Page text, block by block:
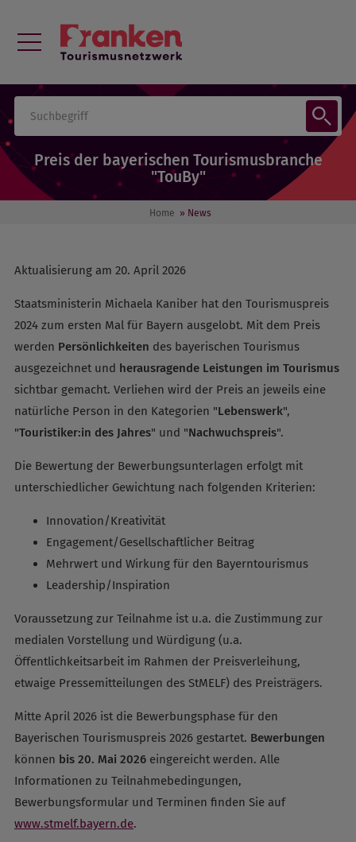
Preis der bayerischen Tourismusbranche
"TouBy"
Home » News
Aktualisierung am 20. April 2026
Staatsministerin Michaela Kaniber hat den Tourismuspreis
2024 zum ersten Mal für Bayern ausgelobt. Mit dem Preis
werden Persönlichkeiten des bayerischen Tourismus
ausgezeichnet und herausragende Leistungen im Tourismus
sichtbar gemacht. Verliehen wird der Preis an jeweils eine
natürliche Person in den Kategorien "Lebenswerk",
"Touristiker:in des Jahres" und "Nachwuchspreis".
Die Bewertung der Bewerbungsunterlagen erfolgt mit
unterschiedlicher Gewichtung nach folgenden Kriterien:
Innovation/Kreativität
Engagement/Gesellschaftlicher Beitrag
Mehrwert und Wirkung für den Bayerntourismus
Leadership/Inspiration
Voraussetzung zur Teilnahme ist u.a. die Zustimmung zur
medialen Vorstellung und Würdigung (u.a.
Öffentlichkeitsarbeit im Rahmen der Preisverleihung,
etwaige Pressemitteilungen des StMELF) des Preisträgers.
Mitte April 2026 ist die Bewerbungsphase für den
Bayerischen Tourismuspreis 2026 gestartet. Bewerbungen
können bis 20. Mai 2026eingereicht werden. Alle
Informationen zu Teilnahmebedingungen,
Bewerbungsformular und Terminen finden Sie auf
www.stmelf.bayern.de.